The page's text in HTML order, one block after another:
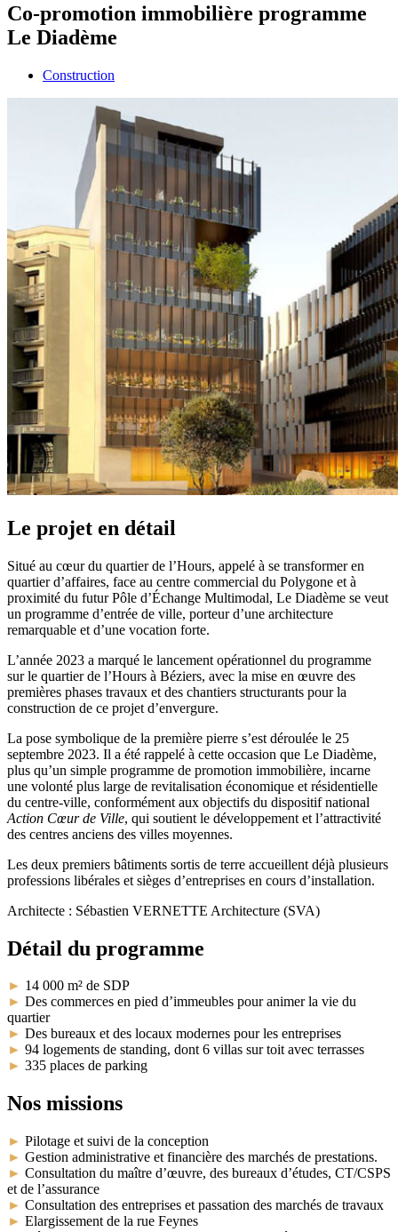
Co-promotion immobilière programme
Le Diadème
Construction
Le projet en détail
Situé au cœur du quartier de l’Hours, appelé à se transformer en
quartier d’affaires, face au centre commercial du Polygone et à
proximité du futur Pôle d’Échange Multimodal, Le Diadème se veut
un programme d’entrée de ville, porteur d’une architecture
remarquable et d’une vocation forte.
L’année 2023 a marqué le lancement opérationnel du programme
sur le quartier de l’Hours à Béziers, avec la mise en œuvre des
premières phases travaux et des chantiers structurants pour la
construction de ce projet d’envergure.
La pose symbolique de la première pierre s’est déroulée le 25
septembre 2023. Il a été rappelé à cette occasion que Le Diadème,
plus qu’un simple programme de promotion immobilière, incarne
une volonté plus large de revitalisation économique et résidentielle
du centre-ville, conformément aux objectifs du dispositif national
Action Cœur de Ville, qui soutient le développement et l’attractivité
des centres anciens des villes moyennes.
Les deux premiers bâtiments sortis de terre accueillent déjà plusieurs
professions libérales et sièges d’entreprises en cours d’installation.
Architecte : Sébastien VERNETTE Architecture (SVA)
Détail du programme
► 14 000 m² de SDP
► Des commerces en pied d’immeubles pour animer la vie du
quartier
► Des bureaux et des locaux modernes pour les entreprises
► 94 logements de standing, dont 6 villas sur toit avec terrasses
► 335 places de parking
Nos missions
► Pilotage et suivi de la conception
► Gestion administrative et financière des marchés de prestations.
► Consultation du maître d’œuvre, des bureaux d’études, CT/CSPS
et de l’assurance
► Consultation des entreprises et passation des marchés de travaux
► Elargissement de la rue Feynes